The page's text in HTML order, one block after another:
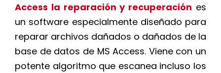
Access la reparación y recuperación es
un software especialmente diseñado para
reparar archivos dañados o dañados de la
base de datos de MS Access. Viene con un
potente algoritmo que escanea incluso los